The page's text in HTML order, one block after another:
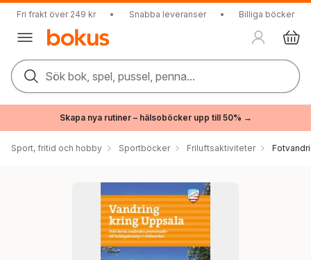
Fri frakt över 249 kr • Snabba leveranser • Billiga böcker
Sök bok, spel, pussel, penna...
Skapa nya rutiner – hälsoböcker upp till 50% →
Sport, fritid och hobby Sportböcker Friluftsaktiviteter